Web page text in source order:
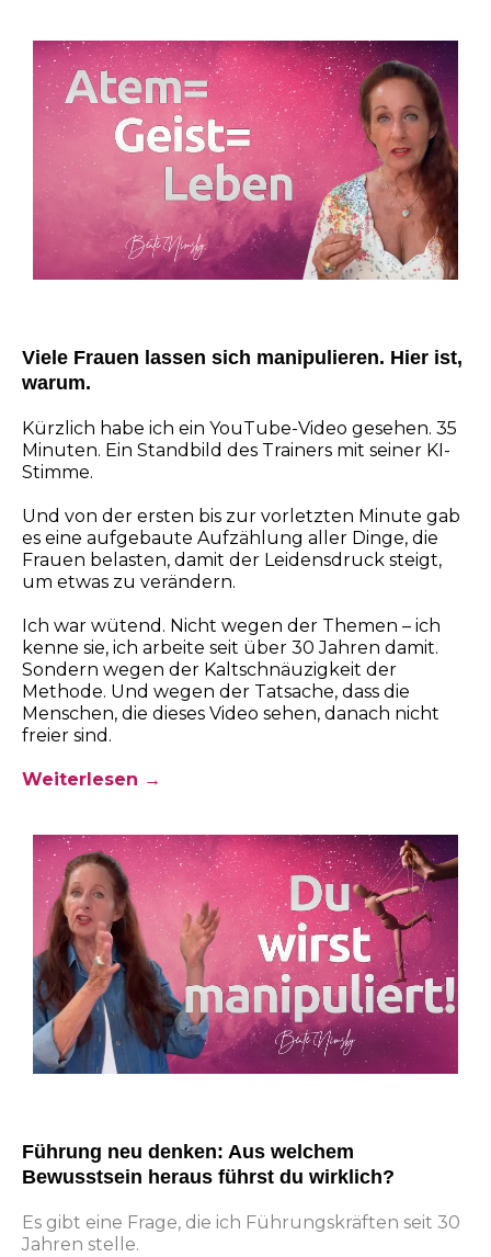
Viele Frauen lassen sich manipulieren. Hier ist,
warum.
Kürzlich habe ich ein YouTube-Video gesehen. 35
Minuten. Ein Standbild des Trainers mit seiner KI-
Stimme.
Und von der ersten bis zur vorletzten Minute gab
es eine aufgebaute Aufzählung aller Dinge, die
Frauen belasten, damit der Leidensdruck steigt,
um etwas zu verändern.
Ich war wütend. Nicht wegen der Themen – ich
kenne sie, ich arbeite seit über 30 Jahren damit.
Sondern wegen der Kaltschnäuzigkeit der
Methode. Und wegen der Tatsache, dass die
Menschen, die dieses Video sehen, danach nicht
freier sind.
Weiterlesen →
Führung neu denken: Aus welchem
Bewusstsein heraus führst du wirklich?
Es gibt eine Frage, die ich Führungskräften seit 30
Jahren stelle.